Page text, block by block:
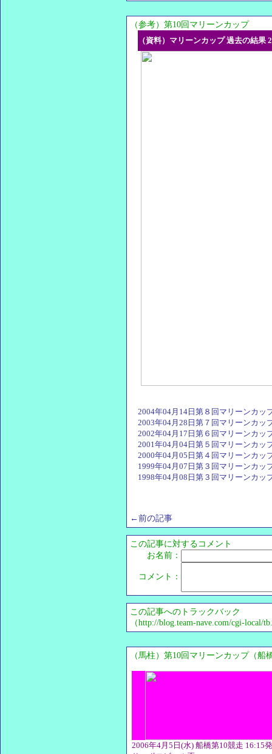
（参考）第10回マリーンカップ
（資料）マリーンカップ 過去の結果
2004年04月14日第８回マリーンカッ
2003年04月28日第７回マリーンカッ
2002年04月17日第６回マリーンカッ
2001年04月04日第５回マリーンカッ
2000年04月05日第４回マリーンカッ
1999年04月07日第３回マリーンカッ
1998年04月08日第３回マリーンカッ
←前の記事
この記事に対するコメント
お名前：
コメント：
この記事へのトラックバック
（http://blog.team-nave.com/cgi-local/
（馬柱）第10回マリーンカップ（船
2006年4月5日(水) 船橋第10競走 16:15